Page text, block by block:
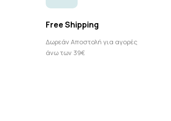
Free Shipping
Δωρεάν Αποστολή για αγορές
άνω των 39€